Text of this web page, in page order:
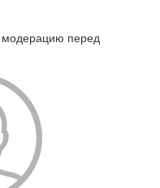
модерацию перед